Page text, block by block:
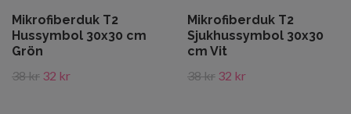
Mikrofiberduk T2
Hussymbol 30x30 cm
Grön
38 kr 32 kr
Mikrofiberduk T2
Sjukhussymbol 30x30
cm Vit
38 kr 32 kr